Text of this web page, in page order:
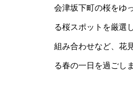
会津坂下町の桜をゆ
る桜スポットを厳選
組み合わせなど、花
る春の一日を過ごし